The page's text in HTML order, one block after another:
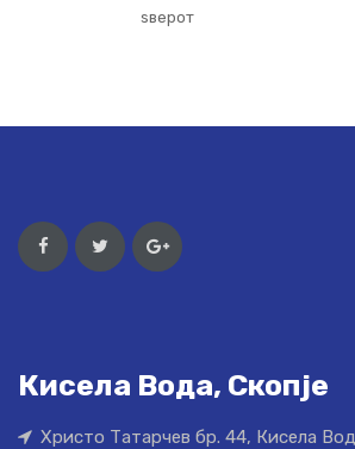
ѕверот
Кисела Вода, Скопје
Христо Татарчев бр. 44, Кисела